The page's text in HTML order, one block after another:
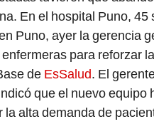
En el hospital Puno,
Puno, ayer la gerencia
para reforzar
de EsSalud . El
que el nuevo
la alta demanda de